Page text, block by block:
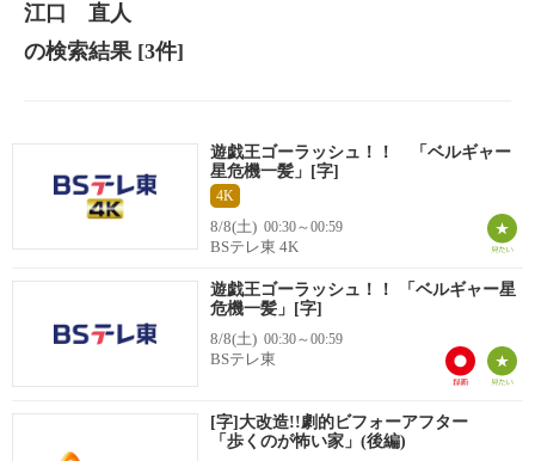
江口 直人
の検索結果[3件]
遊戯王ゴーラッシュ！！ 「ベルギャー
星危機一髪」[字]
4K
8/8(土) 00:30～00:59
BSテレ東 4K
遊戯王ゴーラッシュ！！ 「ベルギャー星
危機一髪」[字]
8/8(土) 00:30～00:59
BSテレ東
[字]大改造!!劇的ビフォーアフター
「歩くのが怖い家」(後編)